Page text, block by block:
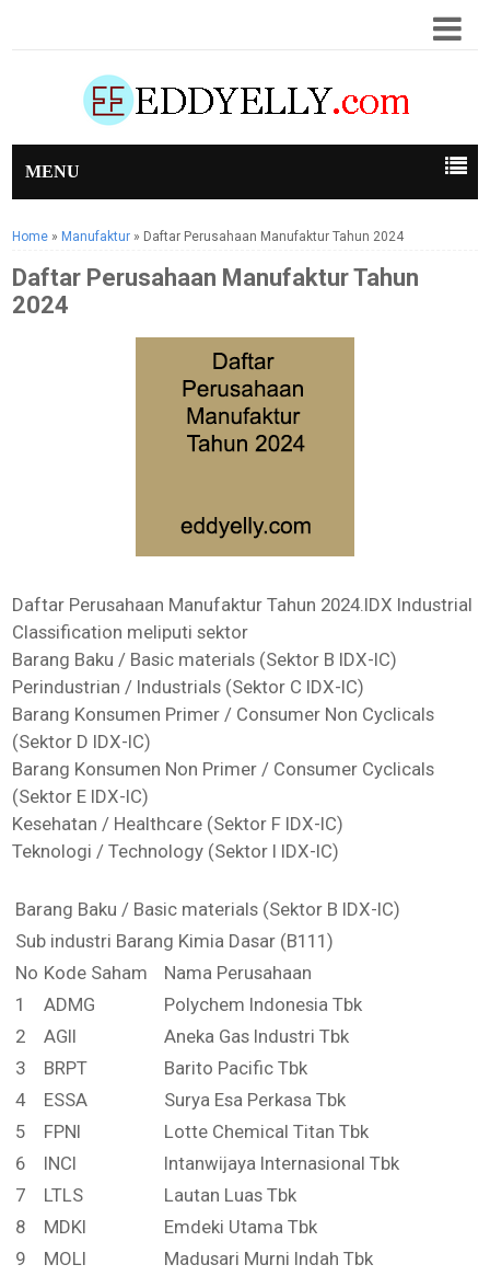
MENU
Home » Manufaktur » Daftar Perusahaan Manufaktur Tahun 2024
Daftar Perusahaan Manufaktur Tahun
2024
Daftar Perusahaan Manufaktur Tahun 2024.IDX Industrial
Classification meliputi sektor
Barang Baku / Basic materials (Sektor B IDX-IC)
Perindustrian / Industrials (Sektor C IDX-IC)
Barang Konsumen Primer / Consumer Non Cyclicals
(Sektor D IDX-IC)
Barang Konsumen Non Primer / Consumer Cyclicals
(Sektor E IDX-IC)
Kesehatan / Healthcare (Sektor F IDX-IC)
Teknologi / Technology (Sektor I IDX-IC)
Barang Baku / Basic materials (Sektor B IDX-IC)
Sub industri Barang Kimia Dasar (B111)
No Kode Saham
Nama Perusahaan
1
ADMG
Polychem Indonesia Tbk
2
AGII
Aneka Gas Industri Tbk
3
BRPT
Barito Pacific Tbk
4
ESSA
Surya Esa Perkasa Tbk
5
FPNI
Lotte Chemical Titan Tbk
6
INCI
Intanwijaya Internasional Tbk
7
LTLS
Lautan Luas Tbk
8
MDKI
Emdeki Utama Tbk
9
MOLI
Madusari Murni Indah Tbk